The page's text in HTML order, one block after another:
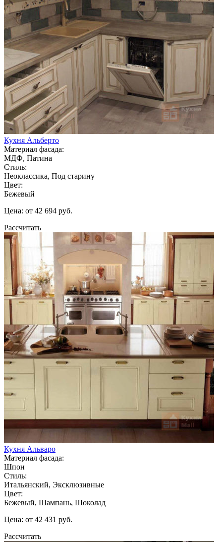
Кухня Альберто
Материал фасада:
МДФ, Патина
Стиль:
Неоклассика, Под старину
Цвет:
Бежевый
Цена: от 42 694 руб.
Рассчитать
Кухня Альваро
Материал фасада:
Шпон
Стиль:
Итальянский, Эксклюзивные
Цвет:
Бежевый, Шампань, Шоколад
Цена: от 42 431 руб.
Рассчитать